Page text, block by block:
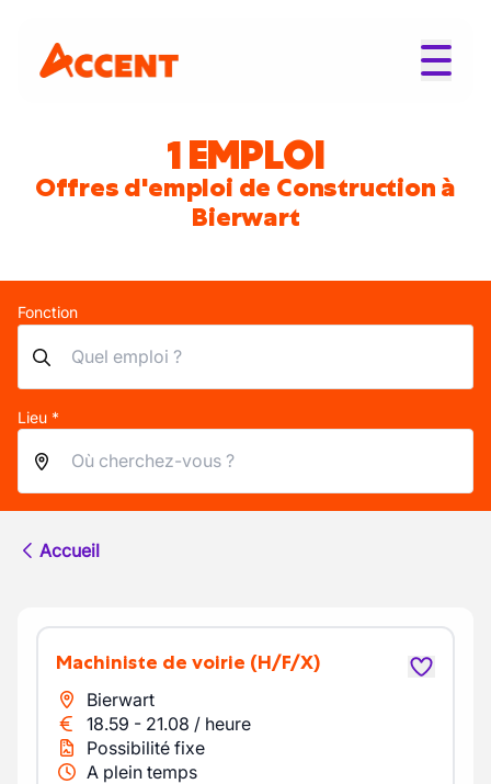
1 EMPLOI
Offres d'emploi de Construction à
Bierwart
Fonction
Lieu *
Accueil
Machiniste de voirie (H/F/X)
Bierwart
18.59 - 21.08 / heure
Possibilité fixe
A plein temps